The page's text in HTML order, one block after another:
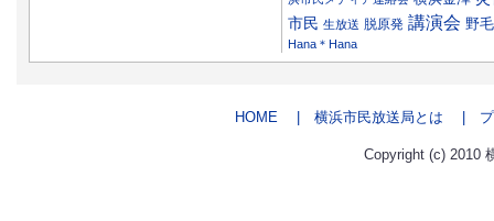
市民 生放送 脱原発 講演会 野毛
Hana＊Hana
HOME | 横浜市民放送局とは | プ
Copyright (c) 2010